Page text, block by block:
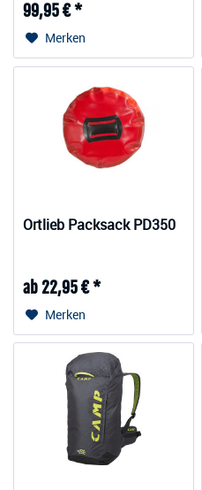
99,95 € *
Merken
Ortlieb Packsack PD350
ab 22,95 € *
Merken